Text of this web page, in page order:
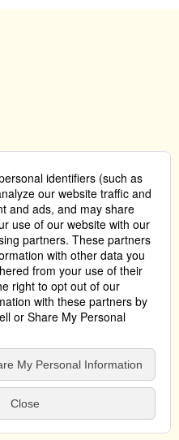
覧方法
掲載規約
ッキーポリシー
載方法のご案内
Bureau. All rights reserved.